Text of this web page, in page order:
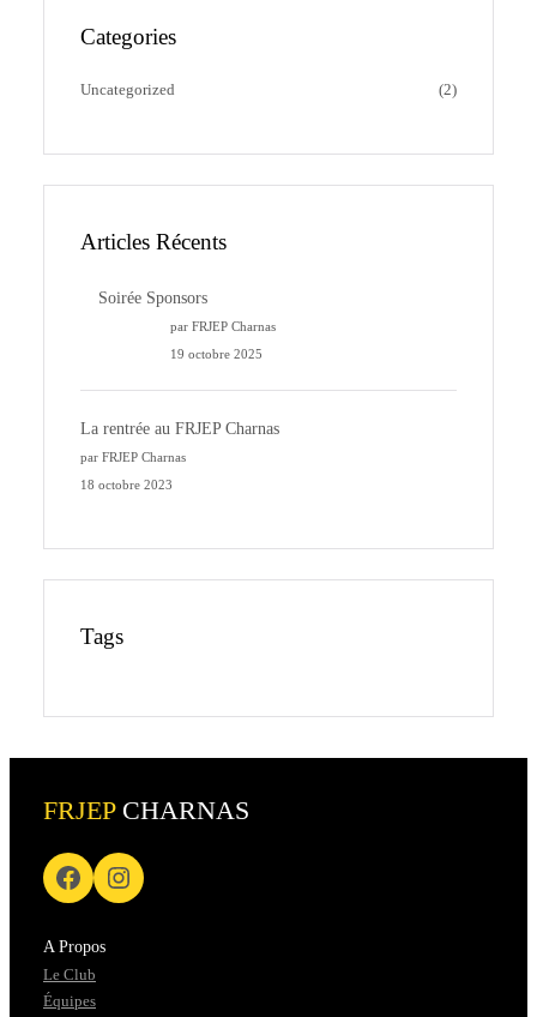
Categories
Uncategorized (2)
Articles Récents
Soirée Sponsors
par FRJEP Charnas
19 octobre 2025
La rentrée au FRJEP Charnas
par FRJEP Charnas
18 octobre 2023
Tags
FRJEPCHARNAS
A Propos
Le Club
Équipes